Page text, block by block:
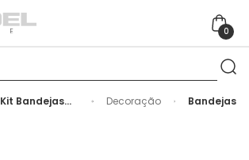
0
Kit Bandejas
Decoração Bandejas